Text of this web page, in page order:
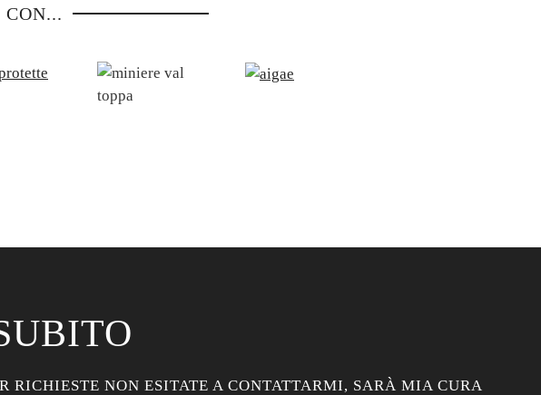
NON ESITATE A CONTATTARMI, SARÀ MIA CURA